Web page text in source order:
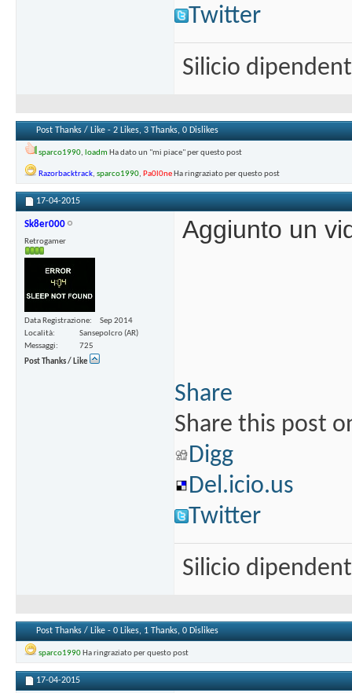
Twitter
Silicio
Post Thanks / Like - 2 Likes, 3 Thanks, 0 Dislikes
sparco1990, loadm Ha dato un "mi piace" per questo post
Razorbacktrack, sparco1990, Pa0l0neHa ringraziato per questo post
17-04-2015
Sk8er000
Retrogamer
Data Registrazione
Sep 2014
Località
Sansepolcro (AR)
Messaggi
725
Post Thanks / Like
Aggiunto un
Share
Share this post
Digg
Del.icio.us
Twitter
Silicio
Post Thanks / Like - 0 Likes, 1 Thanks, 0 Dislikes
sparco1990 Ha ringraziato per questo post
17-04-2015